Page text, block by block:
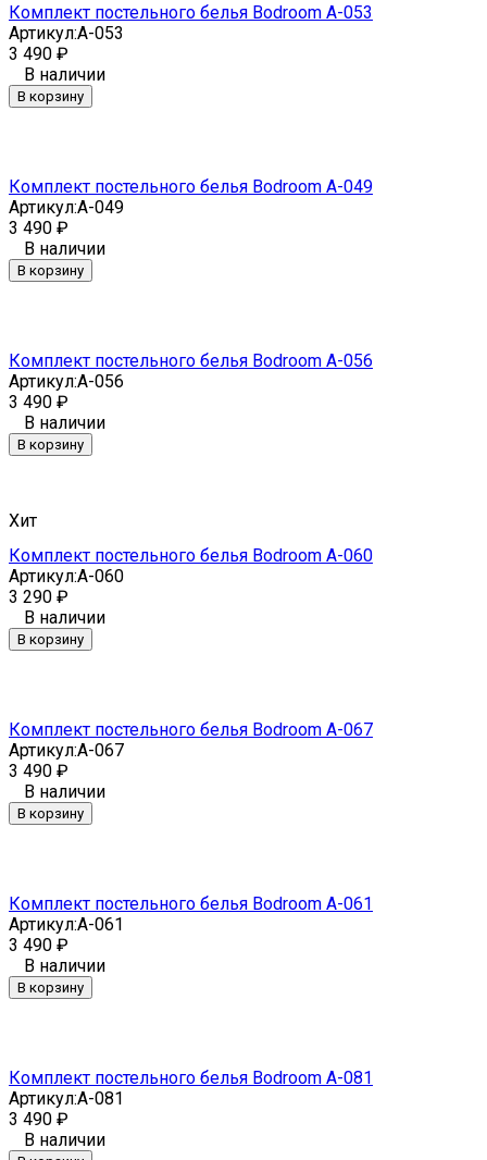
Комплект постельного белья Bodroom A-053
Артикул:A-053
3 490 ₽
В наличии
В корзину
Комплект постельного белья Bodroom A-049
Артикул:A-049
3 490 ₽
В наличии
В корзину
Комплект постельного белья Bodroom A-056
Артикул:A-056
3 490 ₽
В наличии
В корзину
Хит
Комплект постельного белья Bodroom A-060
Артикул:A-060
3 290 ₽
В наличии
В корзину
Комплект постельного белья Bodroom A-067
Артикул:A-067
3 490 ₽
В наличии
В корзину
Комплект постельного белья Bodroom A-061
Артикул:A-061
3 490 ₽
В наличии
В корзину
Комплект постельного белья Bodroom A-081
Артикул:A-081
3 490 ₽
В наличии